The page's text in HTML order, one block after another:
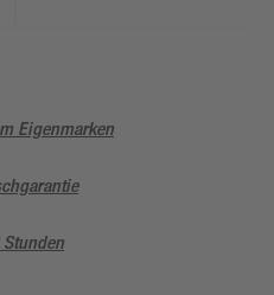
Eigenmarken